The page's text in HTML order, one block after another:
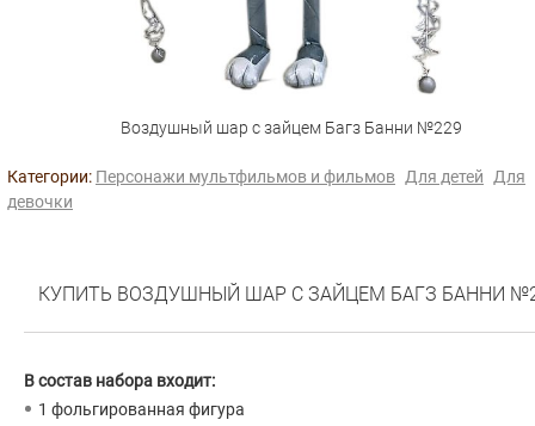
Воздушный шар с зайцем Багз Банни №229
Категории: Персонажи мультфильмов и фильмов Для детей
Для
девочки
КУПИТЬ ВОЗДУШНЫЙ ШАР С ЗАЙЦЕМ БАГЗ БАННИ
В состав набора входит:
1 фольгированная фигура